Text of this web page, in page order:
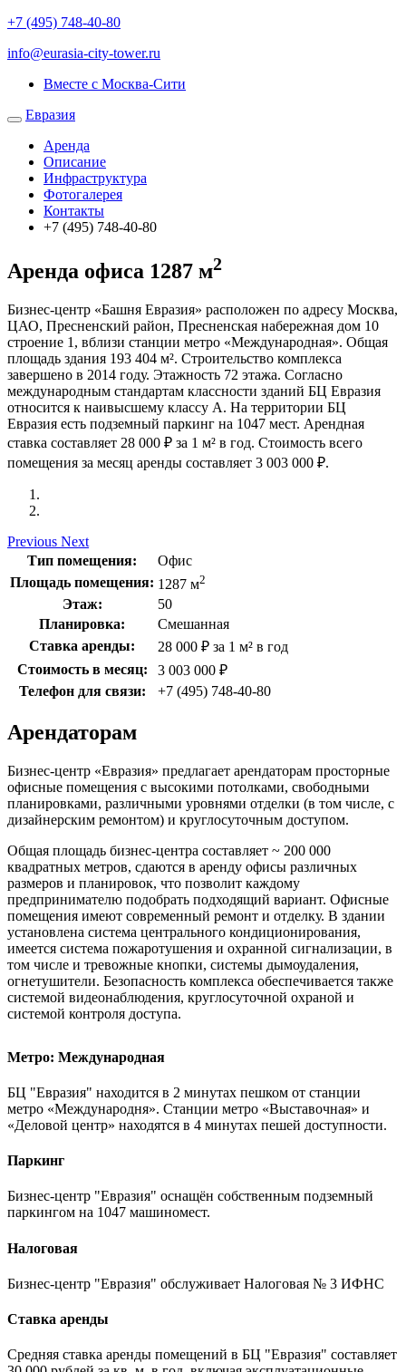
+7 (495) 748-40-80
info@eurasia-city-tower.ru
Вместе с Москва-Сити
Евразия
Аренда
Описание
Инфраструктура
Фотогалерея
Контакты
+7 (495) 748-40-80
Аренда офиса 1287 м2
Бизнес-центр «Башня Евразия» расположен по адресу Москва,
ЦАО, Пресненский район, Пресненская набережная дом 10
строение 1, вблизи станции метро «Международная». Общая
площадь здания 193 404 м². Строительство комплекса
завершено в 2014 году. Этажность 72 этажа. Согласно
международным стандартам классности зданий БЦ Евразия
относится к наивысшему классу A. На территории БЦ
Евразия есть подземный паркинг на 1047 мест. Арендная
ставка составляет 28 000 ₽ за 1 м² в год. Стоимость всего
помещения за месяц аренды составляет 3 003 000 ₽.
Previous Next
Тип помещения:
Офис
Площадь помещения: 1287 м2
Этаж:
50
Планировка:
Смешанная
Ставка аренды:
28 000 ₽ за 1 м² в год
Стоимость в месяц:
3 003 000 ₽
Телефон для связи:
+7 (495) 748-40-80
Арендаторам
Бизнес-центр «Евразия» предлагает арендаторам просторные
офисные помещения с высокими потолками, свободными
планировками, различными уровнями отделки (в том числе, с
дизайнерским ремонтом) и круглосуточным доступом.
Общая площадь бизнес-центра составляет ~ 200 000
квадратных метров, сдаются в аренду офисы различных
размеров и планировок, что позволит каждому
предпринимателю подобрать подходящий вариант. Офисные
помещения имеют современный ремонт и отделку. В здании
установлена система центрального кондиционирования,
имеется система пожаротушения и охранной сигнализации, в
том числе и тревожные кнопки, системы дымоудаления,
огнетушители. Безопасность комплекса обеспечивается также
системой видеонаблюдения, круглосуточной охраной и
системой контроля доступа.
Метро: Международная
БЦ "Евразия" находится в 2 минутах пешком от станции
метро «Международня». Станции метро «Выставочная» и
«Деловой центр» находятся в 4 минутах пешей доступности.
Паркинг
Бизнес-центр "Евразия" оснащён собственным подземный
паркингом на 1047 машиномест.
Налоговая
Бизнес-центр "Евразия" обслуживает Налоговая № 3 ИФНС
Ставка аренды
Средняя ставка аренды помещений в БЦ "Евразия" составляет